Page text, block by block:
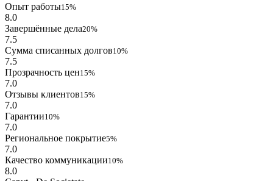
Опыт работы15%
8.0
Завершённые дела20%
7.5
Сумма списанных долгов10%
7.5
Прозрачность цен15%
7.0
Отзывы клиентов15%
7.0
Гарантии10%
7.0
Региональное покрытие5%
7.0
Качество коммуникации10%
8.0